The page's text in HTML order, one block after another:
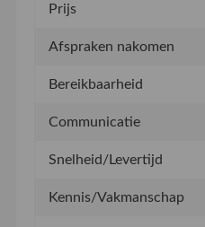
Prijs
Afspraken nakomen
Bereikbaarheid
Communicatie
Snelheid/Levertijd
Kennis/Vakmanschap